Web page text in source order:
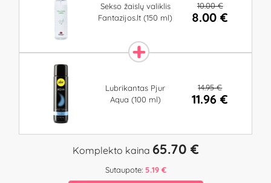
Sekso žaislų valiklis
Fantazijos.lt (150 ml)
10.00 €
8.00 €
Lubrikantas Pjur
Aqua (100 ml)
14.95 €
11.96 €
Komplekto kaina 65.70 €
Sutaupote: 5.19 €